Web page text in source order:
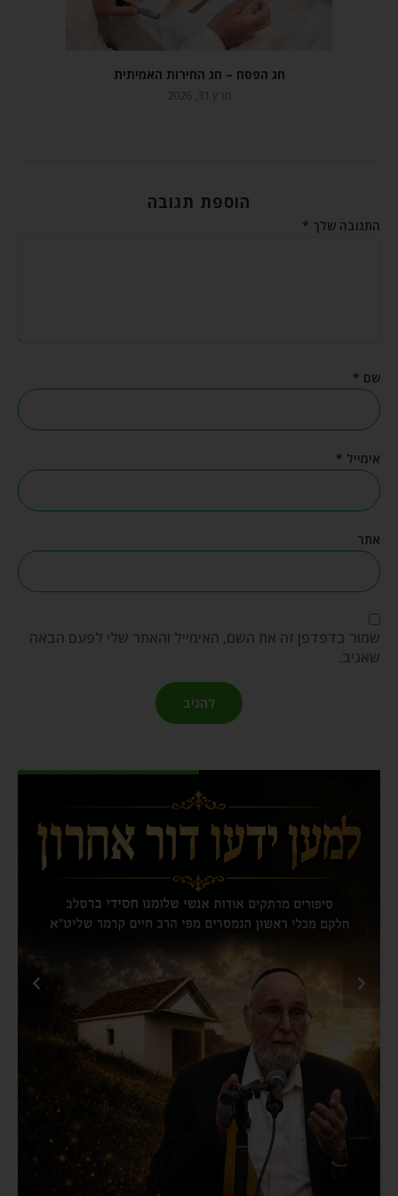
חג הפסח – חג החירות האמיתית
מרץ 31, 2026
הוספת תגובה
התגובה שלך *
שם *
אימייל *
אתר
שמור בדפדפן זה את השם, האימייל והאתר שלי לפעם הבאה
שאגיב.